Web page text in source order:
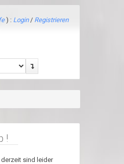
) : Login/ Registrieren
!
sind leider